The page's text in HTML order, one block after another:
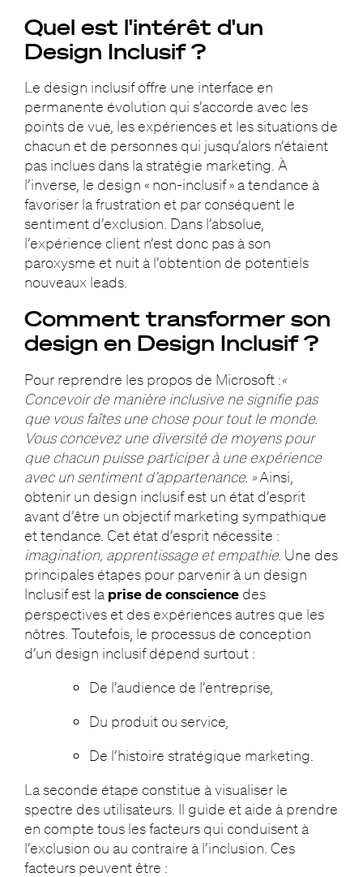
Quel est l'intérêt d'un
Design Inclusif ?
Le design inclusif offre une interface en
permanente évolution qui s’accorde avec les
points de vue, les expériences et les situations de
chacun et de personnes qui jusqu’alors n’étaient
pas inclues dans la stratégie marketing. À
l’inverse, le design « non-inclusif » a tendance à
favoriser la frustration et par conséquent le
sentiment d’exclusion. Dans l’absolue,
l’expérience client n’est donc pas à son
paroxysme et nuit à l’obtention de potentiels
nouveaux leads.
Comment transformer son
design en Design Inclusif ?
Pour reprendre les propos de Microsoft :«
Concevoir de manière inclusive ne signifie pas
que vous faîtes une chose pour tout le monde.
Vous concevez une diversité de moyens pour
que chacun puisse participer à une expérience
avec un sentiment d’appartenance. »Ainsi,
obtenir un design inclusif est un état d’esprit
avant d’être un objectif marketing sympathique
et tendance. Cet état d’esprit nécessite :
imagination, apprentissage et empathie. Une des
principales étapes pour parvenir à un design
Inclusif est la prise de consciencedes
perspectives et des expériences autres que les
nôtres. Toutefois, le processus de conception
d’un design inclusif dépend surtout :
De l’audience de l’entreprise,
Du produit ou service,
De l’histoire stratégique marketing.
La seconde étape constitue à visualiser le
spectre des utilisateurs. Il guide et aide à prendre
en compte tous les facteurs qui conduisent à
l’exclusion ou au contraire à l’inclusion. Ces
facteurs peuvent être :